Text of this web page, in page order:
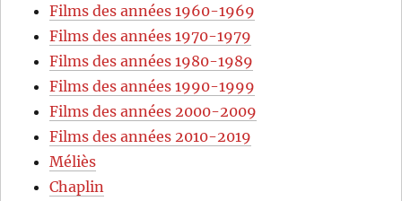
Films des années 1960-1969
Films des années 1970-1979
Films des années 1980-1989
Films des années 1990-1999
Films des années 2000-2009
Films des années 2010-2019
Méliès
Chaplin